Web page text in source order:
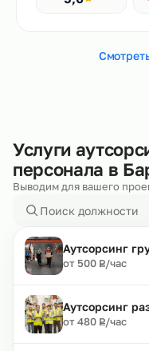
Услуги
персонала в
Выводим для вашего
Аутсорсинг
от 500 ₽
Р/час
Аутсорсинг
от 480 ₽
Р/час